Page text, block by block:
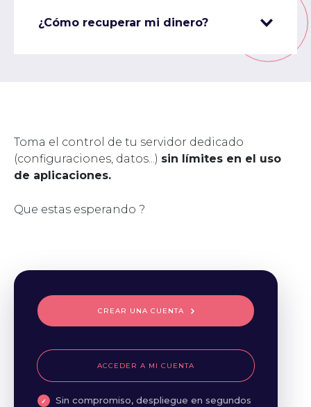
¿Cómo recuperar mi dinero?
Toma el control de tu servidor dedicado
(configuraciones, datos...) sin límites en el uso
de aplicaciones.
Que estas esperando ?
CREAR UNA CUENTA
ACCEDER A MI CUENTA
Sin compromiso, despliegue en segundos